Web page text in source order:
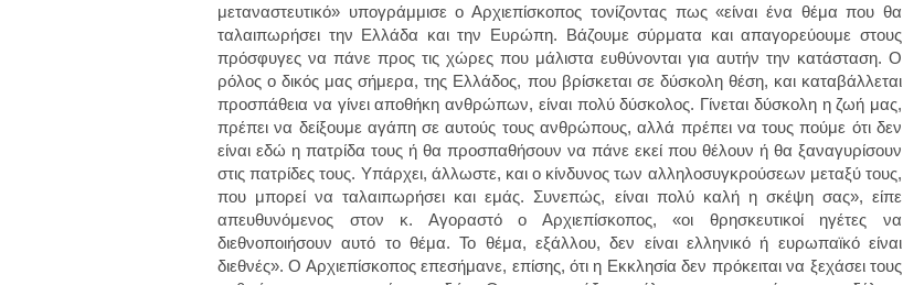
μεταναστευτικό» υπογράμμισε ο Αρχιεπίσκοπος τονίζοντας πως «είναι ένα θέμα που θα
ταλαιπωρήσει την Ελλάδα και την Ευρώπη. Βάζουμε σύρματα και απαγορεύουμε στους
πρόσφυγες να πάνε προς τις χώρες που μάλιστα ευθύνονται για αυτήν την κατάσταση. Ο
ρόλος ο δικός μας σήμερα, της Ελλάδος, που βρίσκεται σε δύσκολη θέση, και καταβάλλεται
προσπάθεια να γίνει αποθήκη ανθρώπων, είναι πολύ δύσκολος. Γίνεται δύσκολη η ζωή μας,
πρέπει να δείξουμε αγάπη σε αυτούς τους ανθρώπους, αλλά πρέπει να τους πούμε ότι δεν
είναι εδώ η πατρίδα τους ή θα προσπαθήσουν να πάνε εκεί που θέλουν ή θα ξαναγυρίσουν
στις πατρίδες τους. Υπάρχει, άλλωστε, και ο κίνδυνος των αλληλοσυγκρούσεων μεταξύ τους,
που μπορεί να ταλαιπωρήσει και εμάς. Συνεπώς, είναι πολύ καλή η σκέψη σας», είπε
απευθυνόμενος στον κ. Αγοραστό ο Αρχιεπίσκοπος, «οι θρησκευτικοί ηγέτες να
διεθνοποιήσουν αυτό το θέμα. Το θέμα, εξάλλου, δεν είναι ελληνικό ή ευρωπαϊκό είναι
διεθνές». Ο Αρχιεπίσκοπος επεσήμανε, επίσης, ότι η Εκκλησία δεν πρόκειται να ξεχάσει τους